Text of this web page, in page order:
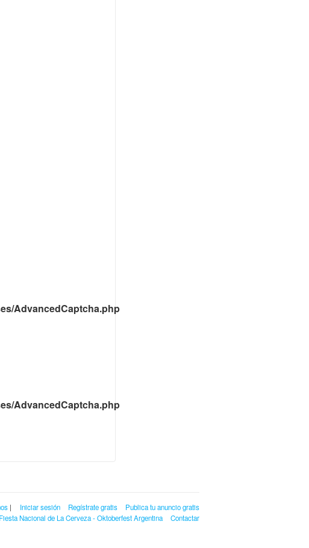
AdvancedCaptcha.php
AdvancedCaptcha.php
Iniciar sesión Regístrate gratis
Publica tu anuncio gratis
Fiesta Nacional de La Cerveza - Oktoberfest Argentina Contactar
|